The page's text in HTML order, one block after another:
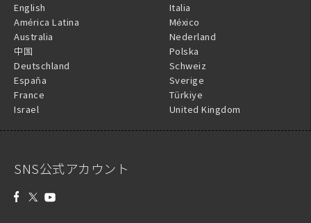
English
América Latina
Australia
中国
Deutschland
España
France
Israel
Italia
México
Nederland
Polska
Schweiz
Sverige
Türkiye
United Kingdom
SNS公式アカウント